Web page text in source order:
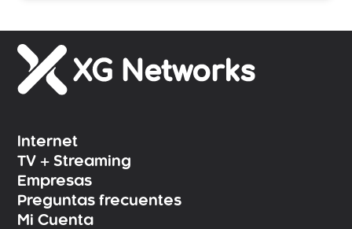
Internet
TV + Streaming
Empresas
Preguntas frecuentes
Mi Cuenta